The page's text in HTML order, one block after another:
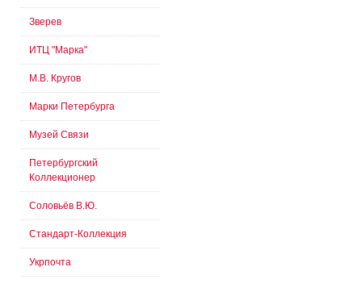
Зверев
ИТЦ "Марка"
М.В. Кругов
Марки Петербурга
Музей Связи
Петербургский
Коллекционер
Соловьёв В.Ю.
Стандарт-Коллекция
Укрпочта